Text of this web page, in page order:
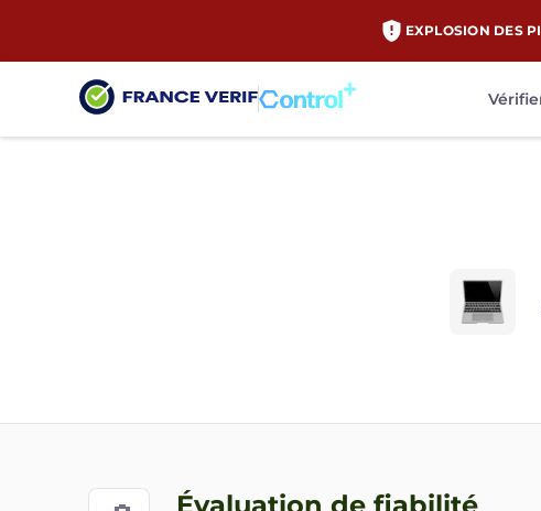
EXPLOSION DES